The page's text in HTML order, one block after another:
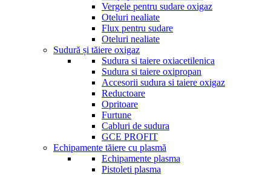
Vergele pentru sudare oxigaz
Oteluri nealiate
Flux pentru sudare
Oteluri nealiate
Sudură și tăiere oxigaz
Sudura si taiere oxiacetilenica
Sudura si taiere oxipropan
Accesorii sudura si taiere oxigaz
Reductoare
Opritoare
Furtune
Cabluri de sudura
GCE PROFIT
Echipamente tăiere cu plasmă
Echipamente plasma
Pistoleti plasma